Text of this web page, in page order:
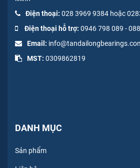
Điện thoại: 028 3969 9384 hoặc
Điện thoại hỗ trợ: 0946 798 089 -0
Email:
MST: 0309862819
DANH MỤC
Sản phẩm